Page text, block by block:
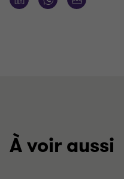
À voir aussi